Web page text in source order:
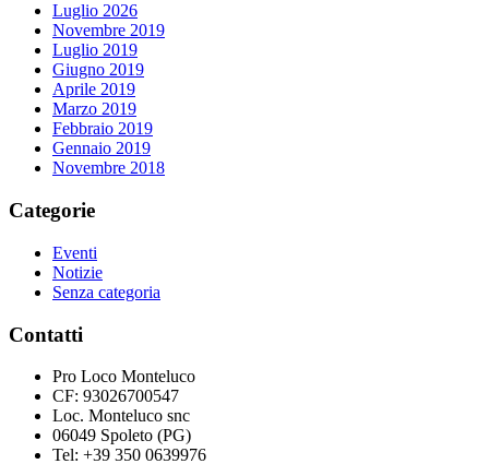
Luglio 2026
Novembre 2019
Luglio 2019
Giugno 2019
Aprile 2019
Marzo 2019
Febbraio 2019
Gennaio 2019
Novembre 2018
Categorie
Eventi
Notizie
Senza categoria
Contatti
Pro Loco Monteluco
CF: 93026700547
Loc. Monteluco snc
06049 Spoleto (PG)
Tel: +39 350 0639976